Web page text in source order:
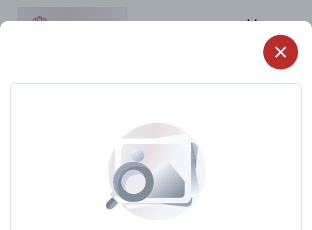
Menu